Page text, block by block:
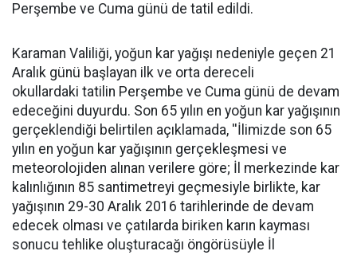
Perşembe ve Cuma günü de tatil edildi.
Karaman Valiliği, yoğun kar yağışı nedeniyle geçen 21
Aralık günü başlayan ilk ve orta dereceli
okullardaki tatilin Perşembe ve Cuma günü de devam
edeceğini duyurdu. Son 65 yılın en yoğun kar yağışının
gerçeklendiği belirtilen açıklamada, ''İlimizde son 65
yılın en yoğun kar yağışının gerçekleşmesi ve
meteorolojiden alınan verilere göre; İl merkezinde kar
kalınlığının 85 santimetreyi geçmesiyle birlikte, kar
yağışının 29-30 Aralık 2016 tarihlerinde de devam
edecek olması ve çatılarda biriken karın kayması
sonucu tehlike oluşturacağı öngörüsüyle İl